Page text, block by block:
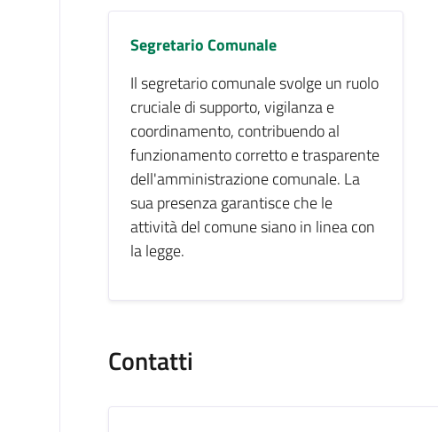
Segretario Comunale
Il segretario comunale svolge un ruolo
cruciale di supporto, vigilanza e
coordinamento, contribuendo al
funzionamento corretto e trasparente
dell'amministrazione comunale. La
sua presenza garantisce che le
attività del comune siano in linea con
la legge.
Contatti